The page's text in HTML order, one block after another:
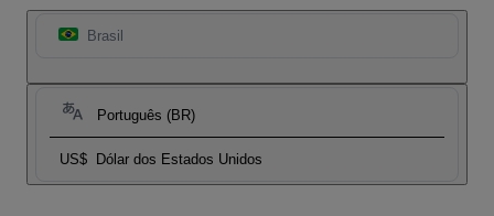
Brasil
Português (BR)
US$ Dólar dos Estados Unidos